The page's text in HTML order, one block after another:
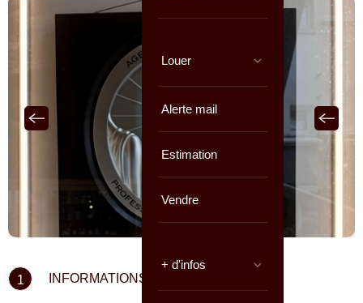
Louer
Alerte mail
Estimation
Vendre
+ d'infos
1 INFORMATIONS CLÉS